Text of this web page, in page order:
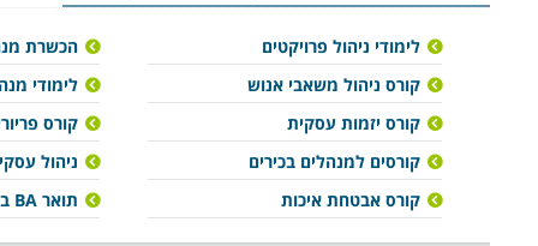
לימודי ניהול פרויקטים
קורס ניהול משאבי אנוש
קורס יזמות עסקית
קורסים למנהלים בכירים
קורס אבטחת איכות
הכשרת
לימודי
קורס
ניהול
תואר BA בניהול